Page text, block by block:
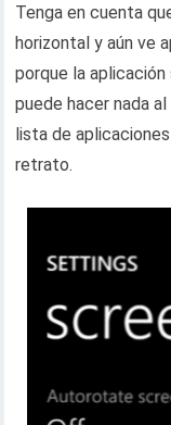
Tenga en cuenta
horizontal y aún ve
porque la
puede hacer nada
lista de
retrato.